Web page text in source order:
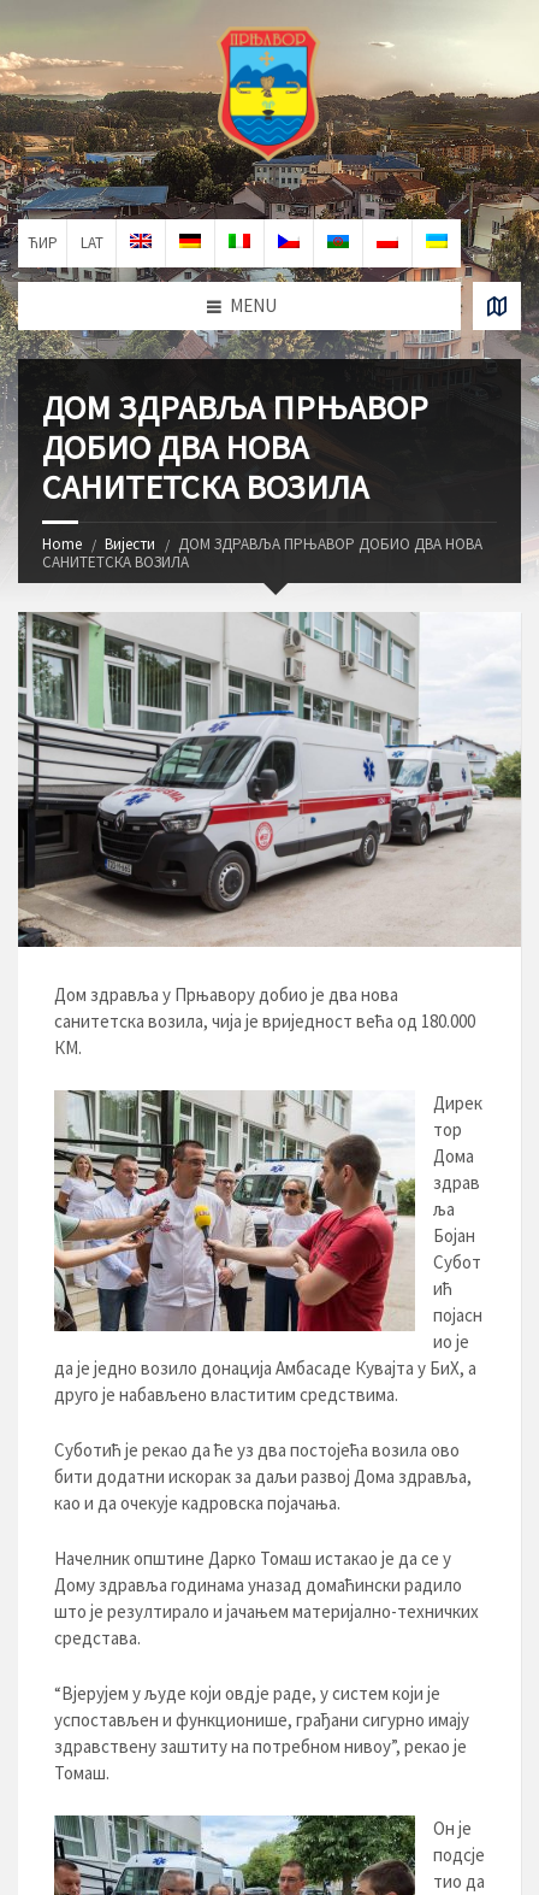
ЋИР LAT
MENU
ДОМ ЗДРАВЉА ПРЊАВОР
ДОБИО ДВА НОВА
САНИТЕТСКА ВОЗИЛА
Home Вијести
ДОМ ЗДРАВЉА ПРЊАВОР ДОБИО ДВА НОВА
САНИТЕТСКА ВОЗИЛА
Дом здравља у Прњавору добио је два нова
санитетска возила, чија је вриједност већа од 180.000
КМ.
Дирек
тор
Дома
здрав
ља
Бојан
Субот
ић
појасн
ио је
да је једно возило донација Амбасаде Кувајта у БиХ, а
друго је набављено властитим средствима.
Суботић је рекао да ће уз два постојећа возила ово
бити додатни искорак за даљи развој Дома здравља,
као и да очекује кадровска појачања.
Начелник општине Дарко Томаш истакао је да се у
Дому здравља годинама уназад домаћински радило
што је резултирало и јачањем материјално-техничких
средстава.
“Вјерујем у људе који овдје раде, у систем који је
успостављен и функционише, грађани сигурно имају
здравствену заштиту на потребном нивоу”, рекао је
Томаш.
Он је
подсје
тио да